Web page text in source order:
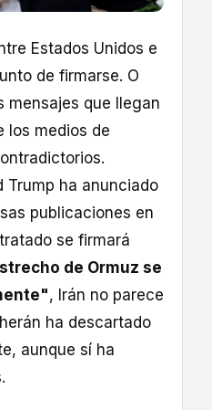
Estados Unidos e
de firmarse. O
mensajes que llegan
los medios de
Trump ha anunciado
publicaciones en
se firmará
de Ormuz se
, Irán no parece
ha descartado
aunque sí ha